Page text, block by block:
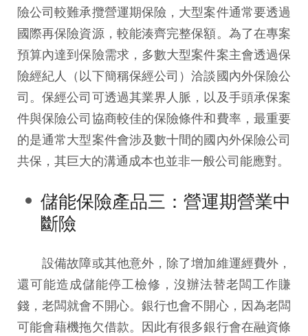
險公司較難承攬營運期保險，大型案件通常要透過
國際再保險資源，較能湊齊完整保額。為了在專案
預算內達到保險需求，多數大型案件案主會透過保
險經紀人（以下簡稱保經公司）洽談國內外保險公
司。保經公司可透過其業界人脈，以及手頭承保案
件與保險公司協商較佳的保險條件和費率，最重要
的是通常大型案件會涉及數十間的國內外保險公司
共保，其巨大的溝通成本也並非一般公司能應對。
儲能保險產品三：營運期營業中
斷險
設備故障或其他意外，除了增加維運經費外，
還可能造成儲能停工檢修，沒辦法替老闆工作賺
錢，老闆就會不開心。銀行也會不開心，因為老闆
可能會藉機拖欠借款。因此有很多銀行會在融資條